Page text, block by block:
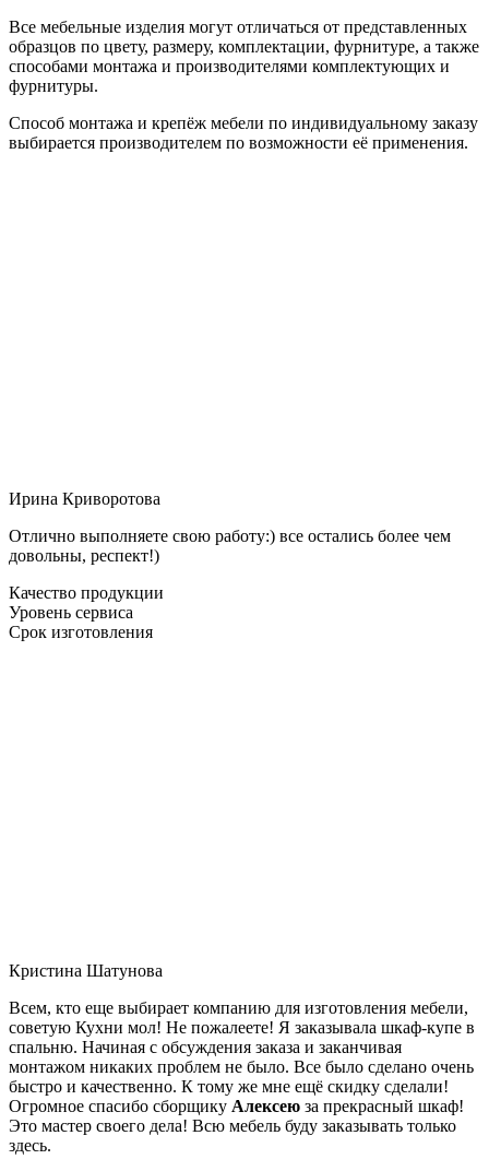
Все мебельные изделия могут отличаться от представленных
образцов по цвету, размеру, комплектации, фурнитуре, а также
способами монтажа и производителями комплектующих и
фурнитуры.
Способ монтажа и крепёж мебели по индивидуальному заказу
выбирается производителем по возможности её применения.
Ирина Криворотова
Отлично выполняете свою работу:) все остались более чем
довольны, респект!)
Качество продукции
Уровень сервиса
Срок изготовления
Кристина Шатунова
Всем, кто еще выбирает компанию для изготовления мебели,
советую Кухни мол! Не пожалеете! Я заказывала шкаф-купе в
спальню. Начиная с обсуждения заказа и заканчивая
монтажом никаких проблем не было. Все было сделано очень
быстро и качественно. К тому же мне ещё скидку сделали!
Огромное спасибо сборщику Алексею за прекрасный шкаф!
Это мастер своего дела! Всю мебель буду заказывать только
здесь.